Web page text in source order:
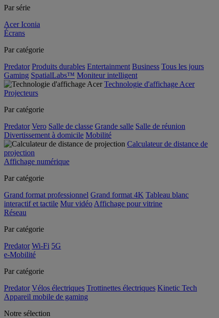
Par série
Acer Iconia
Écrans
Par catégorie
Predator Produits durables Entertainment Business Tous les jours
Gaming SpatialLabs™ Moniteur intelligent
Technologie d'affichage Acer
Projecteurs
Par catégorie
Predator Vero Salle de classe Grande salle Salle de réunion
Divertissement à domicile Mobilité
Calculateur de distance de
projection
Affichage numérique
Par catégorie
Grand format professionnel Grand format 4K Tableau blanc
interactif et tactile Mur vidéo Affichage pour vitrine
Réseau
Par catégorie
Predator Wi-Fi 5G
e-Mobilité
Par catégorie
Predator Vélos électriques Trottinettes électriques Kinetic Tech
Appareil mobile de gaming
Notre sélection